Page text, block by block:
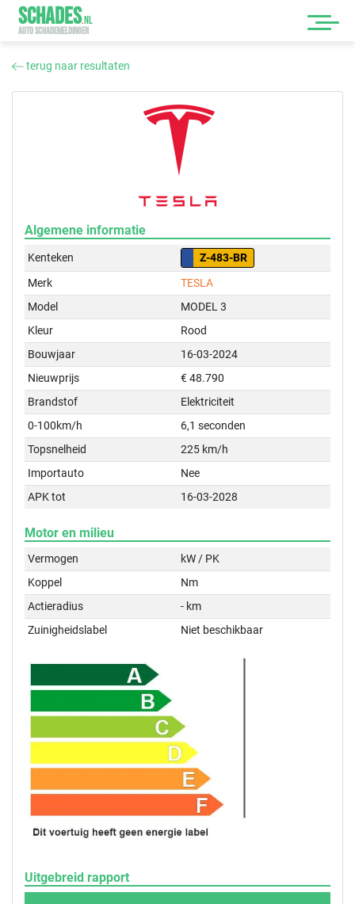
SCHADES.NL
AUTO SCHADEMELDINGEN
terug naar resultaten
Algemene informatie
Kenteken
Z-483-BR
Merk
TESLA
Model
MODEL 3
Kleur
Rood
Bouwjaar
16-03-2024
Nieuwprijs
€ 48.790
Brandstof
Elektriciteit
0-100km/h
6,1 seconden
Topsnelheid
225 km/h
Importauto
Nee
APK tot
16-03-2028
Motor en milieu
Vermogen
kW / PK
Koppel
Nm
Actieradius
- km
Zuinigheidslabel
Niet beschikbaar
Uitgebreid rapport